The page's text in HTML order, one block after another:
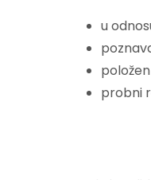
u
probni